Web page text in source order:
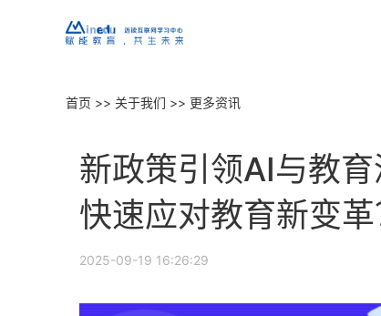
销售CRM
教务管理 教学
各合作渠道有序管理，实现高效化
直播系统 工作
首页 >> 关于我们 >> 更多资讯
新政策引领AI与教
快速应对教育新变革
2025-09-19 16:26:29